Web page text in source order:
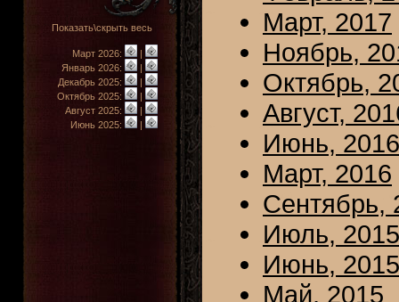
Показать\скрыть весь
Март 2026:
|
Январь 2026:
|
Декабрь 2025:
|
Октябрь 2025:
|
Август 2025:
|
Июнь 2025:
|
Март, 2017
Ноябрь,
Октябрь,
Август,
Июнь, 2016
Март, 2016
Сентябрь,
Июль, 2015
Июнь, 2015
Май, 2015